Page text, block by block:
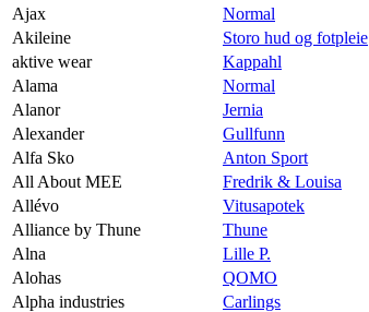
Ajax
Normal
Akileine
Storo hud og fotpleie
aktive wear
Kappahl
Alama
Normal
Alanor
Jernia
Alexander
Gullfunn
Alfa Sko
Anton Sport
All About MEE
Fredrik & Louisa
Allévo
Vitusapotek
Alliance by Thune
Thune
Alna
Lille P.
Alohas
QOMO
Alpha industries
Carlings